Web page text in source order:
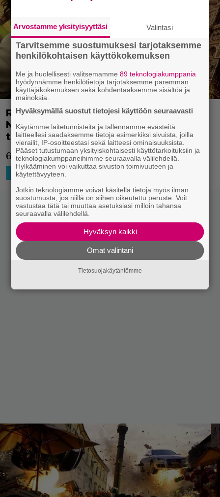
Ryan Reynoldsin ja Michael Bayn
Netflix-toimintaleffa sai viimeisen
trailerinsa
6 Underground nähdään jo perjantaina!
HOLLYWOOD
Arvostamme yksityisyyttäsi Valintasi
Tarvitsemme suostumuksesi tarjotaksemme
henkilökohtaisen käyttökokemuksen
Me ja huolellisesti valitsemamme89 teknologiakumppania
hyödynnämme henkilötietoja tarjotaksemme paremman
käyttäjäkokemuksen sekä kohdentaaksemme sisältöä ja
mainoksia.
Hyväksymällä suostut tietojesi käyttöön seuraavasti
Käytämme laitetunnisteita ja tallennamme evästeitä
laitteellesi saadaksemme tietoja esimerkiksi sivuista, joilla
vierailit, IP-osoitteestasi sekä laitteesi ominaisuuksista.
Pääset tutustumaan yksityiskohtaisesti käyttötarkoituksiin ja
teknologiakumppaneihimme seuraavalla välilehdellä.
Hylkääminen voi vaikuttaa sivuston toimivuuteen ja
käytettävyyteen.
Jotkin teknologiamme voivat käsitellä tietoja myös ilman
suostumusta, jos niillä on siihen oikeutettu peruste. Voit
vastustaa tätä tai muuttaa asetuksiasi milloin tahansa
seuraavalla välilehdellä.
Hyväksyn kaikki
Omat valintani
Tietosuojakäytäntömme